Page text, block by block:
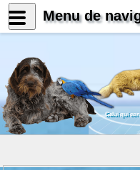
Celui qui
Menu de